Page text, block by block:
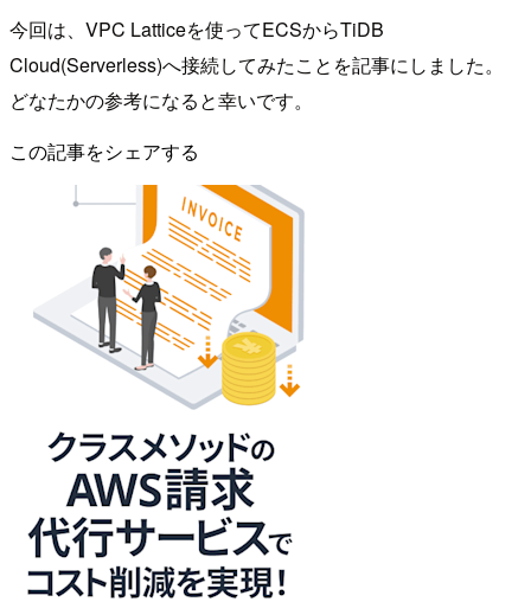
今回は、VPC Latticeを使ってECSからTiDB
Cloud(Serverless)へ接続してみたことを記事にしました。
どなたかの参考になると幸いです。
この記事をシェアする